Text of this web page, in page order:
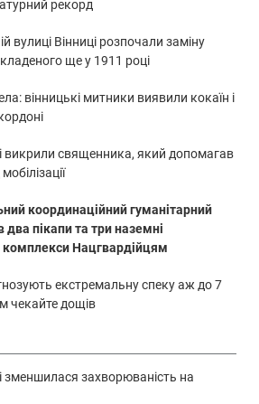
рекорд
вулиці Вінниці розпочали заміну
ще у 1911 році
вінницькі митники виявили кокаїн і
викрили священника, який допомагав
координаційний гуманітарний
пікапи та три наземні
комплекси Нацгвардійцям
екстремальну спеку аж до 7
чекайте дощів
зменшилася захворюваність на